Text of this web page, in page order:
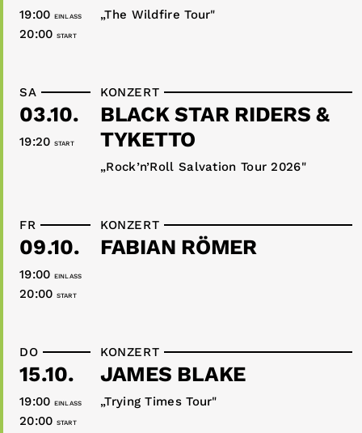
EINLASS
19:00
START
20:00
„The Wildfire Tour"
SA
03.10.
START
19:20
KONZERT
BLACK STAR RIDERS &
TYKETTO
„Rock’n’Roll Salvation Tour 2026"
FR
09.10.
EINLASS
19:00
START
20:00
KONZERT
FABIAN RÖMER
DO
15.10.
EINLASS
19:00
START
20:00
KONZERT
JAMES BLAKE
„Trying Times Tour"